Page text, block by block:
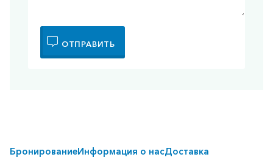
ОТПРАВИТЬ
БронированиеИнформация о насДоставка